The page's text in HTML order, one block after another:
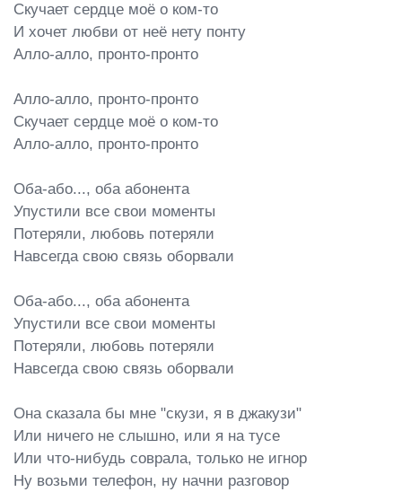
Скучает сердце моё о ком-то
И хочет любви от неё нету понту
Алло-алло, пронто-пронто
Алло-алло, пронто-пронто
Скучает сердце моё о ком-то
Алло-алло, пронто-пронто
Оба-або..., оба абонента
Упустили все свои моменты
Потеряли, любовь потеряли
Навсегда свою связь оборвали
Оба-або..., оба абонента
Упустили все свои моменты
Потеряли, любовь потеряли
Навсегда свою связь оборвали
Она сказала бы мне "скузи, я в джакузи"
Или ничего не слышно, или я на тусе
Или что-нибудь соврала, только не игнор
Ну возьми телефон, ну начни разговор